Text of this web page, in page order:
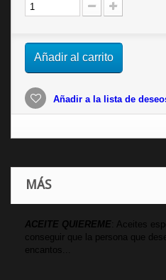
Añadir al carrito
Añadir a la lista de
MÁS
ACEITE QUIEREME : Aceites
conseguir que la persona que
encantos...